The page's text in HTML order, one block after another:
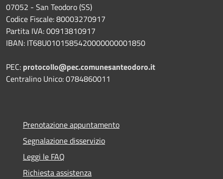
07052 - San Teodoro (SS)
Codice Fiscale: 80003270917
Partita IVA: 00913810917
IBAN: IT68U0101585420000000001850
PEC: protocollo@pec.comunesanteodoro.it
Centralino Unico: 0784860011
Prenotazione appuntamento
Segnalazione disservizio
Leggi le FAQ
Richiesta assistenza